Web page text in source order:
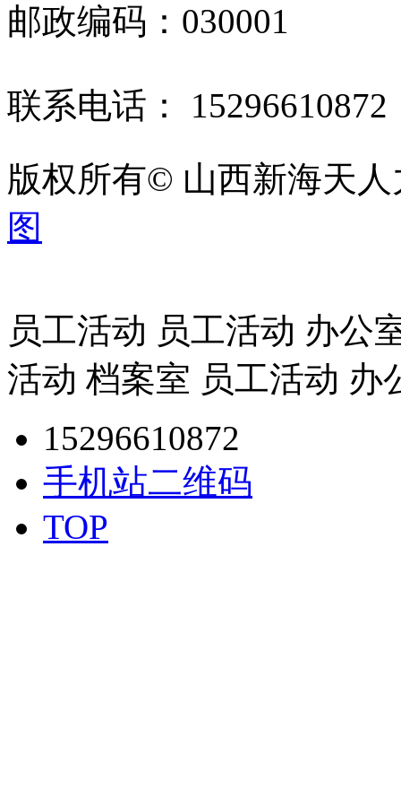
邮政编码：030001
联系电话：
版权所有© 山西新海天
图
员工活动 员工活动 办公
活动 档案室 员工活动 办
15296610872
手机站二维码
TOP